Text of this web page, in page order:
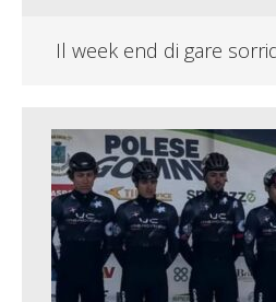
Il week end di gare